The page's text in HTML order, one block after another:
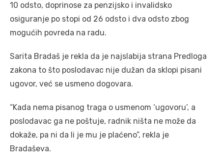
10 odsto, doprinose za penzijsko i invalidsko
osiguranje po stopi od 26 odsto i dva odsto zbog
mogućih povreda na radu.
Sarita Bradaš je rekla da je najslabija strana Predloga
zakona to što poslodavac nije dužan da sklopi pisani
ugovor, već se usmeno dogovara.
“Kada nema pisanog traga o usmenom ‘ugovoru’, a
poslodavac ga ne poštuje, radnik ništa ne može da
dokaže, pa ni da li je mu je plaćeno”, rekla je
Bradaševa.